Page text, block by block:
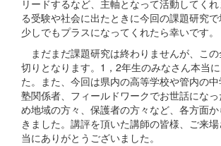
リードするなど、主軸となって活動してく
る受験や社会に出たときに今回の課題研究
少しでもプラスになってくれたら幸いです。
まだまだ課題研究は終わりませんが、こ
切りとなります。1，2年生のみなさん本当
た。また、今回は県内の高等学校や管内の中
塾関係者、フィールドワークでお世話にな
め地域の方々、保護者の方々など、各方面
きました。講評を頂いた講師の皆様、ご来
当にありがとうございました。